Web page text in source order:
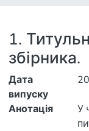
1.
збірника.
Дата
випуску
Анотація
У